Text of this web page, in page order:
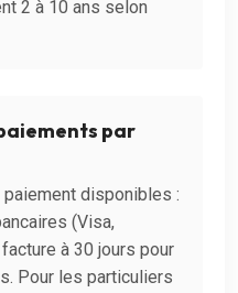
2 à 10 ans selon
par
disponibles :
(Visa,
à 30 jours pour
Pour les particuliers